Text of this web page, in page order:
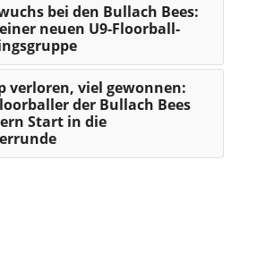
bei den Bullach Bees:
neuen U9-Floorball-
verloren, viel gewonnen:
der Bullach Bees
Start in die